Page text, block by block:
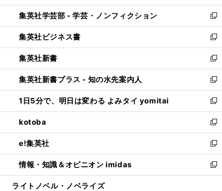
開
く
ウ
で
開
く
ン
ド
ウ
で
開
く
ウ
ィ
ン
ド
ウ
で
開
く
集英社学芸部 - 学芸・ノンフィクション
新
し
い
ウ
ィ
ン
ド
ウ
で
開
く
集英社ビジネス書
新
し
い
ウ
ィ
ン
ド
ウ
で
開
く
集英社新書
新
し
い
ウ
ィ
ン
ド
ウ
で
開
く
集英社新書プラス - 知の水先案内人
新
し
い
ウ
ィ
ン
ド
ウ
で
開
1日5分で、明日は変わる よみタイ yomitai
新
し
い
ウ
ィ
ン
ド
ウ
kotoba
新
し
い
ウ
ィ
ン
e!集英社
新
し
い
ウ
情報・知識＆オピニオン imidas
新
し
ライトノベル・ノベライズ